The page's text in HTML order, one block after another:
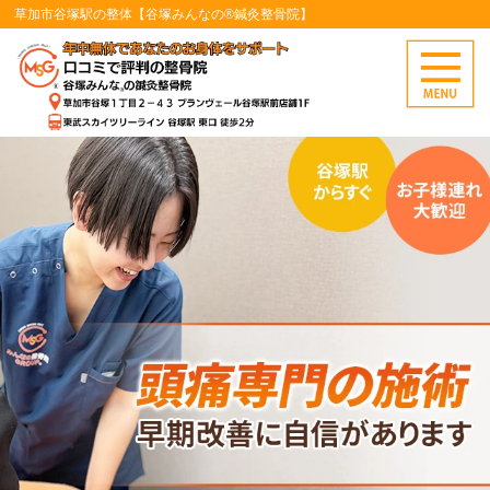
草加市谷塚駅の整体【谷塚みんなの®鍼灸整骨院】